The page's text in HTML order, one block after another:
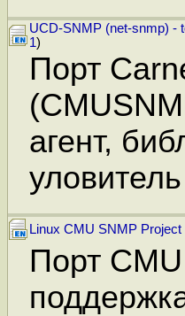
UCD-SNMP (net-snmp) -
1)
Порт
агент,
Linux CMU SNMP Project
Порт